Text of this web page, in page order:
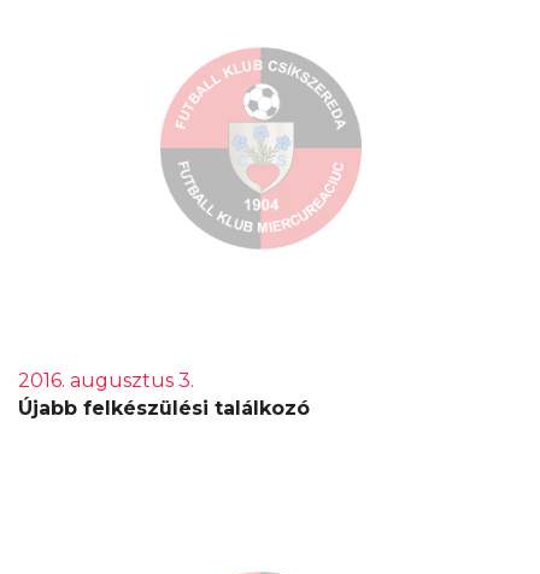
2016. augusztus 3.
Újabb felkészülési találkozó